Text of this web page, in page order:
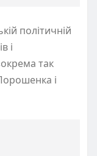
політичній
і
так
і